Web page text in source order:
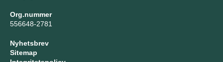
Org.nummer
556648-2781
Nyhetsbrev
Sitemap